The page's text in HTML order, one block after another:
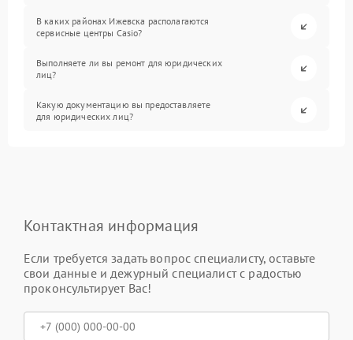
В каких районах Ижевска располагаются
сервисные центры Casio?
Выполняете ли вы ремонт для юридических
лиц?
Какую документацию вы предоставляете
для юридических лиц?
Контактная информация
Если требуется задать вопрос специалисту, оставьте
свои данные и дежурный специалист с радостью
проконсультирует Вас!